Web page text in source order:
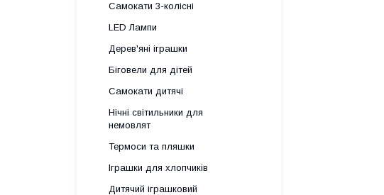
Самокати 3-колісні
LED Лампи
Дерев'яні іграшки
Біговели для дітей
Самокати дитячі
Нічні світильники для
немовлят
Термоси та пляшки
Іграшки для хлопчиків
Дитячий іграшковий